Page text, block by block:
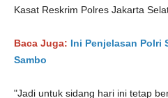
Kasat Reskrim Polres Jakarta
Baca Juga: Ini Penjelasan Polri
Sambo
"Jadi untuk sidang hari ini tetap